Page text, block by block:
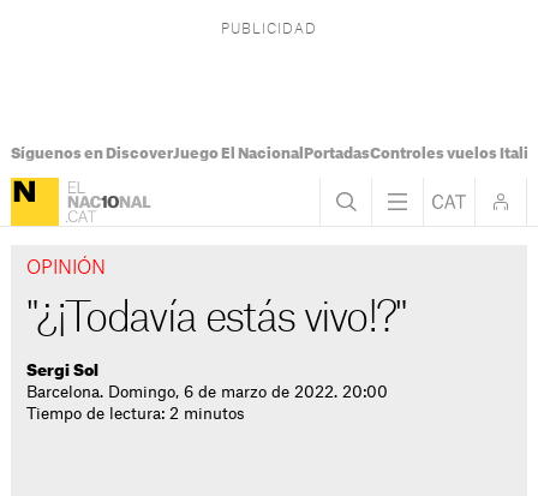
Síguenos en DiscoverJuego El Nacional PortadasControles vuelos Italia
OPINIÓN
"¿¡Todavía estás vivo!?"
Sergi Sol
Barcelona. Domingo, 6 de marzo de 2022. 20:00
Tiempo de lectura: 2 minutos